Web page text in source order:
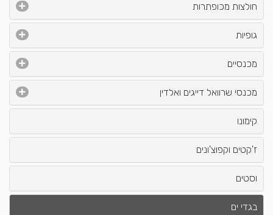
חולצות מכופתרות
גופיות
מכנסיים
מכנסי שרוואל דייגים ואלדין
קימונו
ז'קטים וקפוצ'ונים
וסטים
בגדי ים